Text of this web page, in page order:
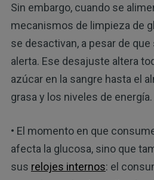
Sin embargo, cuando se
mecanismos de limpieza de
se desactivan, a pesar de
alerta. Ese desajuste altera
azúcar en la sangre hasta el
grasa y los niveles de energía.
• El momento en que
afecta la glucosa, sino que
sus relojes internos: el